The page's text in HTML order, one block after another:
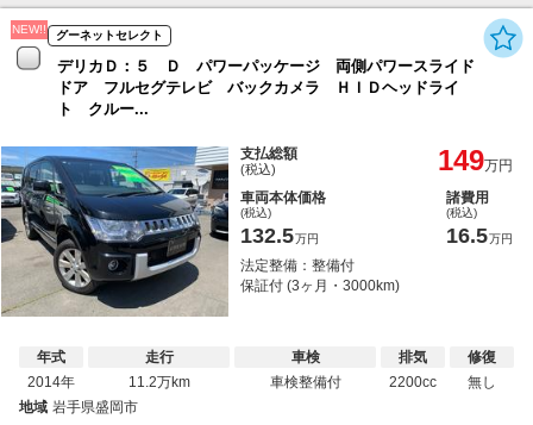
NEW!! グーネットセレクト
デリカＤ：５ Ｄ パワーパッケージ 両側パワースライド
ドア フルセグテレビ バックカメラ ＨＩＤヘッドライ
ト クルー...
支払総額
(税込) 149万円
車両本体価格
(税込)
132.5万円
諸費用
(税込)
16.5万円
法定整備：整備付
保証付 (3ヶ月・3000km)
年式
2014年
走行
11.2万km
車検
車検整備付
排気
2200cc
修復
無し
地域 岩手県盛岡市